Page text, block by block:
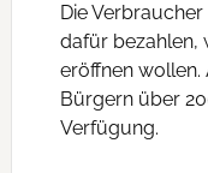
Die
dafür bezahlen,
eröffnen wollen.
Bürgern über
Verfügung.